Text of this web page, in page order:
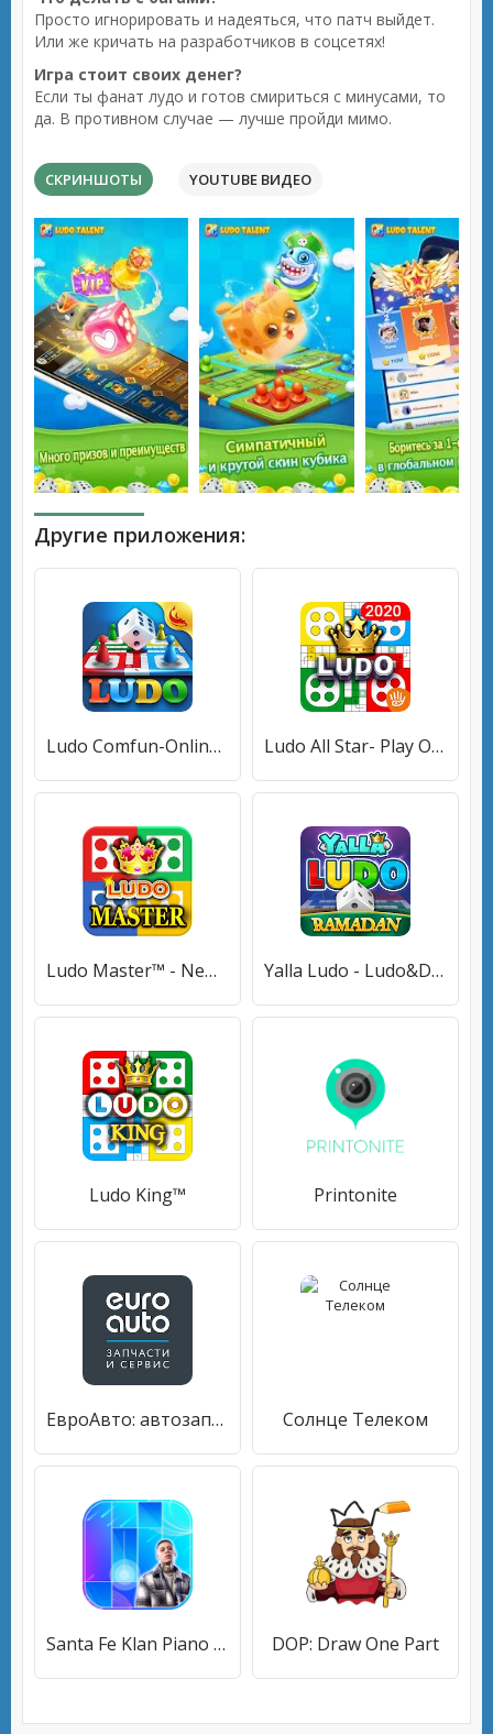
Просто игнорировать и надеяться, что патч выйдет.
Или же кричать на разработчиков в соцсетях!
Игра стоит своих денег?
Если ты фанат лудо и готов смириться с минусами, то
да. В противном случае — лучше пройди мимо.
СКРИНШОТЫ YOUTUBE ВИДЕО
Другие приложения:
Ludo Comfun-Online Ludo Game Friends Live Chat Ludo All Star- Play Online Ludo Game & Board Games
Ludo Master™ - New Ludo Board Game 2021 For Free Yalla Ludo - Ludo&Domino
Ludo King™ Printonite
ЕвроАвто: автозапчасти, сервис Солнце Телеком
Santa Fe Klan Piano Game DOP: Draw One Part